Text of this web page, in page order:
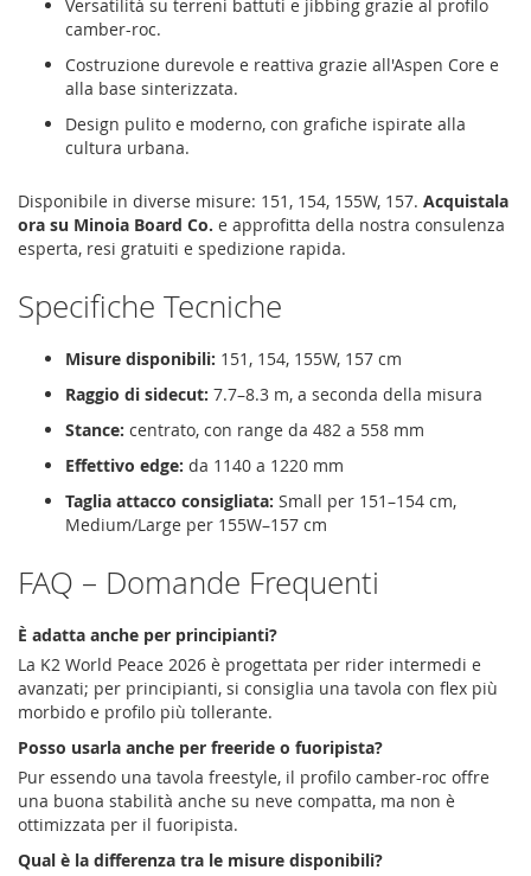
Versatilità su terreni battuti e jibbing grazie al profilo
camber-roc.
Costruzione durevole e reattiva grazie all'Aspen Core e
alla base sinterizzata.
Design pulito e moderno, con grafiche ispirate alla
cultura urbana.
Disponibile in diverse misure: 151, 154, 155W, 157. Acquistala
ora su Minoia Board Co. e approfitta della nostra consulenza
esperta, resi gratuiti e spedizione rapida.
Specifiche Tecniche
Misure disponibili: 151, 154, 155W, 157 cm
Raggio di sidecut: 7.7–8.3 m, a seconda della misura
Stance: centrato, con range da 482 a 558 mm
Effettivo edge: da 1140 a 1220 mm
Taglia attacco consigliata: Small per 151–154 cm,
Medium/Large per 155W–157 cm
FAQ – Domande Frequenti
È adatta anche per principianti?
La K2 World Peace 2026 è progettata per rider intermedi e
avanzati; per principianti, si consiglia una tavola con flex più
morbido e profilo più tollerante.
Posso usarla anche per freeride o fuoripista?
Pur essendo una tavola freestyle, il profilo camber-roc offre
una buona stabilità anche su neve compatta, ma non è
ottimizzata per il fuoripista.
Qual è la differenza tra le misure disponibili?